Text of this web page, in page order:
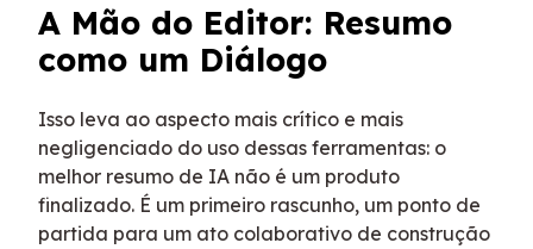
A Mão do Editor: Resumo
como um Diálogo
Isso leva ao aspecto mais crítico e mais
negligenciado do uso dessas ferramentas: o
melhor resumo de IA não é um produto
finalizado. É um primeiro rascunho, um ponto de
partida para um ato colaborativo de construção